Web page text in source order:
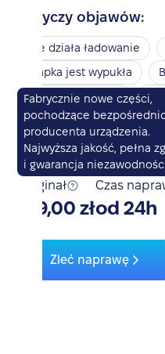
Dotyczy objawów:
Nie działa ładowanie
Klapka jest wypukła
Bateria nie działa
Nie włącza się
Szybko się rozładowuje
Oryginał
Fabrycznie nowe części,
pochodzące
producenta urządzenia.
Najwyższa jakość, pełna
i gwarancja
419,00 zł
Czas
od 24h
Zleć naprawę